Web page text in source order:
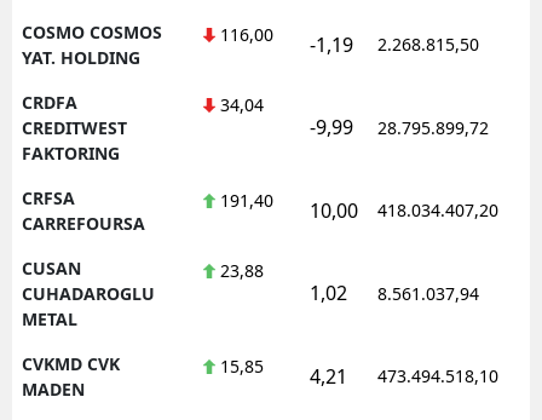
COSMO COSMOS
YAT. HOLDING
116,00 -1,19 2.268.815,50
CRDFA
CREDITWEST
FAKTORING
34,04
-9,99 28.795.899,72
CRFSA
CARREFOURSA
191,40 10,00 418.034.407,20
CUSAN
CUHADAROGLU
METAL
23,88
1,02 8.561.037,94
CVKMD CVK
MADEN
15,85 4,21 473.494.518,10